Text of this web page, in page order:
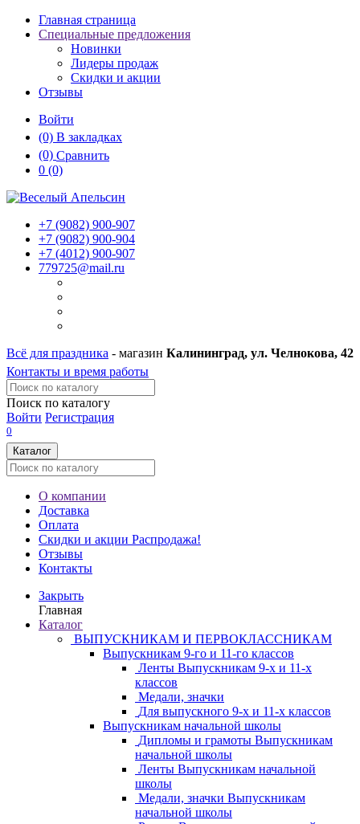
Главная страница
Специальные предложения
Новинки
Лидеры продаж
Скидки и акции
Отзывы
Войти
(0) В закладках
(0) Сравнить
0 (0)
+7 (9082) 900-907
+7 (9082) 900-904
+7 (4012) 900-907
779725@mail.ru
Всё для праздника - магазин Калининград, ул. Челнокова, 42
Контакты и время работы
Поиск по каталогу
Войти Регистрация
0
Каталог
О компании
Доставка
Оплата
Скидки и акции Распродажа!
Отзывы
Контакты
Закрыть
Главная
Каталог
ВЫПУСКНИКАМ И ПЕРВОКЛАССНИКАМ
Выпускникам 9-го и 11-го классов
Ленты Выпускникам 9-х и 11-х
классов
Медали, значки
Для выпускного 9-х и 11-х классов
Выпускникам начальной школы
Дипломы и грамоты Выпускникам
начальной школы
Ленты Выпускникам начальной
школы
Медали, значки Выпускникам
начальной школы